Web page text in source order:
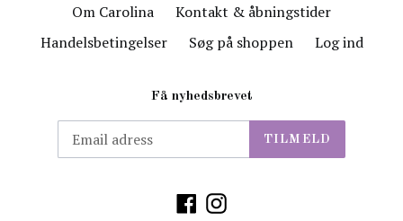
Om Carolina
Kontakt & åbningstider
Handelsbetingelser
Søg på shoppen Log ind
Få nyhedsbrevet
TILMELD
FacebookInstagram